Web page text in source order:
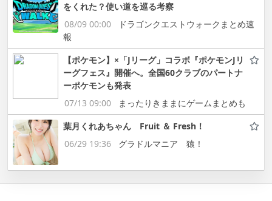
をくれた？使い道を巡る考察
08/09 00:00
ドラゴンクエストウォークまとめ速
報
【ポケモン】×「Jリーグ」コラボ『ポケモンJリ
ーグフェス』開催へ。全国60クラブのパートナ
ーポケモンも発表
07/13 09:00
まったりきままにゲームまとめも
葉月くれあちゃん Fruit ＆ Fresh！
06/29 19:36
グラドルマニア 猿！